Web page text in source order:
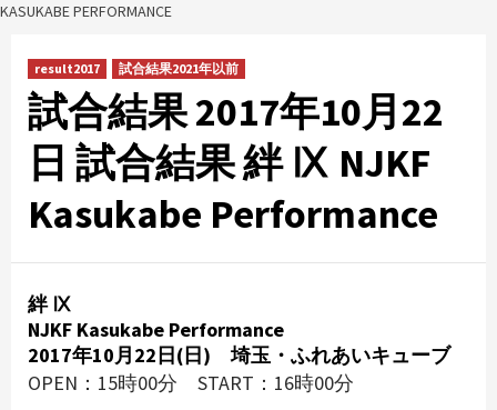
KASUKABE PERFORMANCE
result2017 試合結果2021年以前
試合結果 2017年10月22
日 試合結果 絆 Ⅸ NJKF
Kasukabe Performance
絆 Ⅸ
NJKF Kasukabe Performance
2017年10月22日(日) 埼玉・ふれあいキューブ
OPEN：15時00分 START：16時00分